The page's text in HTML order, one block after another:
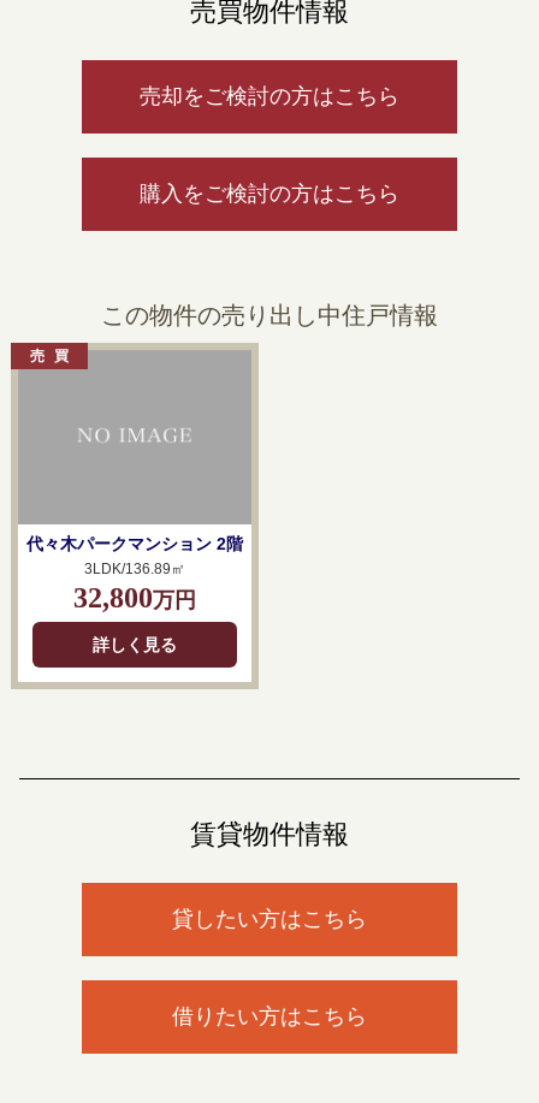
売買物件情報
売却をご検討の方はこちら
購入をご検討の方はこちら
この物件の売り出し中住戸情報
代々木パークマンション 2階
3LDK/136.89㎡
32,800万円
詳しく見る
賃貸物件情報
貸したい方はこちら
借りたい方はこちら